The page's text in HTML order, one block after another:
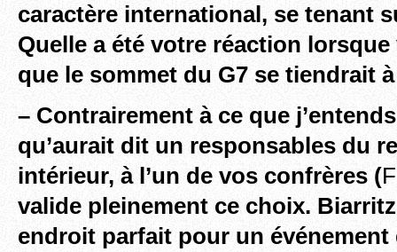
caractère international, se tenant
Quelle a été votre réaction
que le sommet du G7 se tiendrait
– Contrairement à ce que
qu’aurait dit un responsables du
intérieur, à l’un de vos confrères (
valide pleinement ce choix.
endroit parfait pour un